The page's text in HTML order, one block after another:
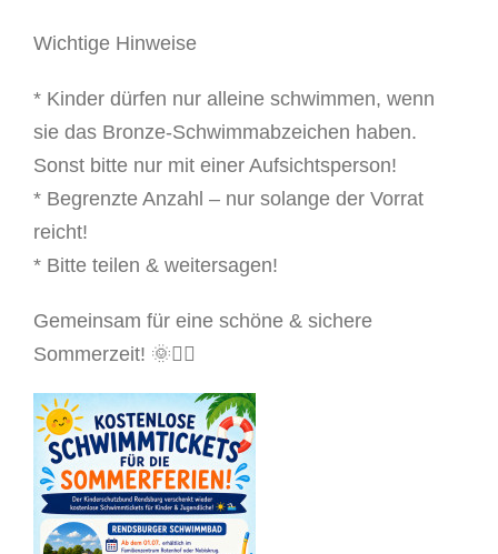
Wichtige Hinweise
* Kinder dürfen nur alleine schwimmen, wenn
sie das Bronze-Schwimmabzeichen haben.
Sonst bitte nur mit einer Aufsichtsperson!
* Begrenzte Anzahl – nur solange der Vorrat
reicht!
* Bitte teilen & weitersagen!
Gemeinsam für eine schöne & sichere
Sommerzeit! 🌞🏊‍♀️